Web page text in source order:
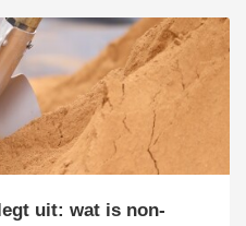
uit: wat is non-